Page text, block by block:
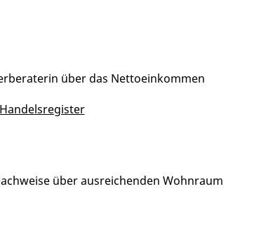
über das Nettoeinkommen
über ausreichenden Wohnraum